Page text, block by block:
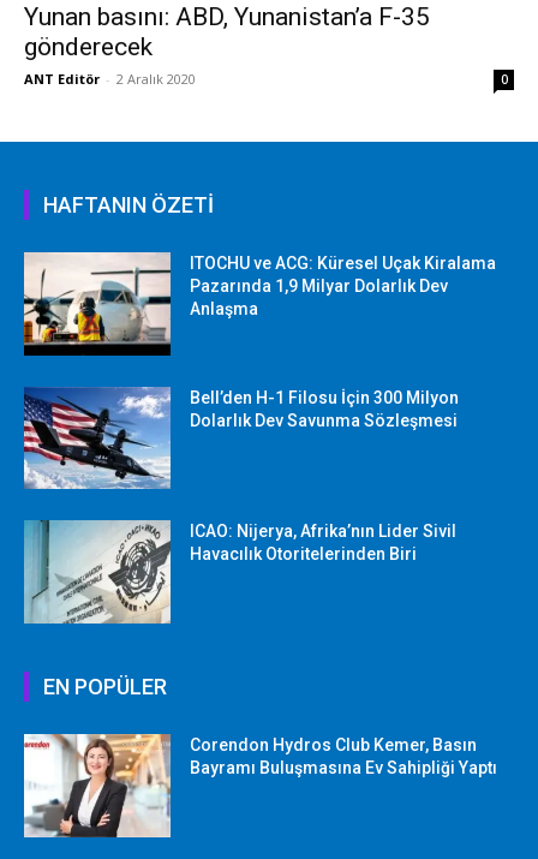
Yunan basını: ABD, Yunanistan’a F-35
gönderecek
ANT Editör - 2 Aralık 2020 0
HAFTANIN ÖZETİ
ITOCHU ve ACG: Küresel Uçak Kiralama
Pazarında 1,9 Milyar Dolarlık Dev
Anlaşma
Bell’den H-1 Filosu İçin 300 Milyon
Dolarlık Dev Savunma Sözleşmesi
ICAO: Nijerya, Afrika’nın Lider Sivil
Havacılık Otoritelerinden Biri
EN POPÜLER
Corendon Hydros Club Kemer, Basın
Bayramı Buluşmasına Ev Sahipliği Yaptı